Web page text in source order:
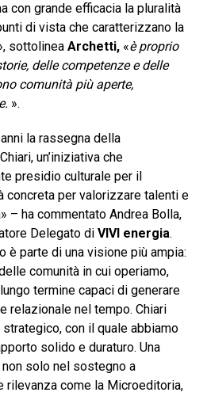
con grande efficacia la pluralità
di vista che caratterizzano la
sottolinea Archetti, «è proprio
delle competenze e delle
comunità più aperte,
».
la rassegna della
un’iniziativa che
presidio culturale per il
concreta per valorizzare talenti e
– ha commentato Andrea Bolla,
Delegato di VIVI energia.
è parte di una visione più ampia:
comunità in cui operiamo,
termine capaci di generare
relazionale nel tempo. Chiari
con il quale abbiamo
solido e duraturo. Una
solo nel sostegno a
rilevanza come la Microeditoria,